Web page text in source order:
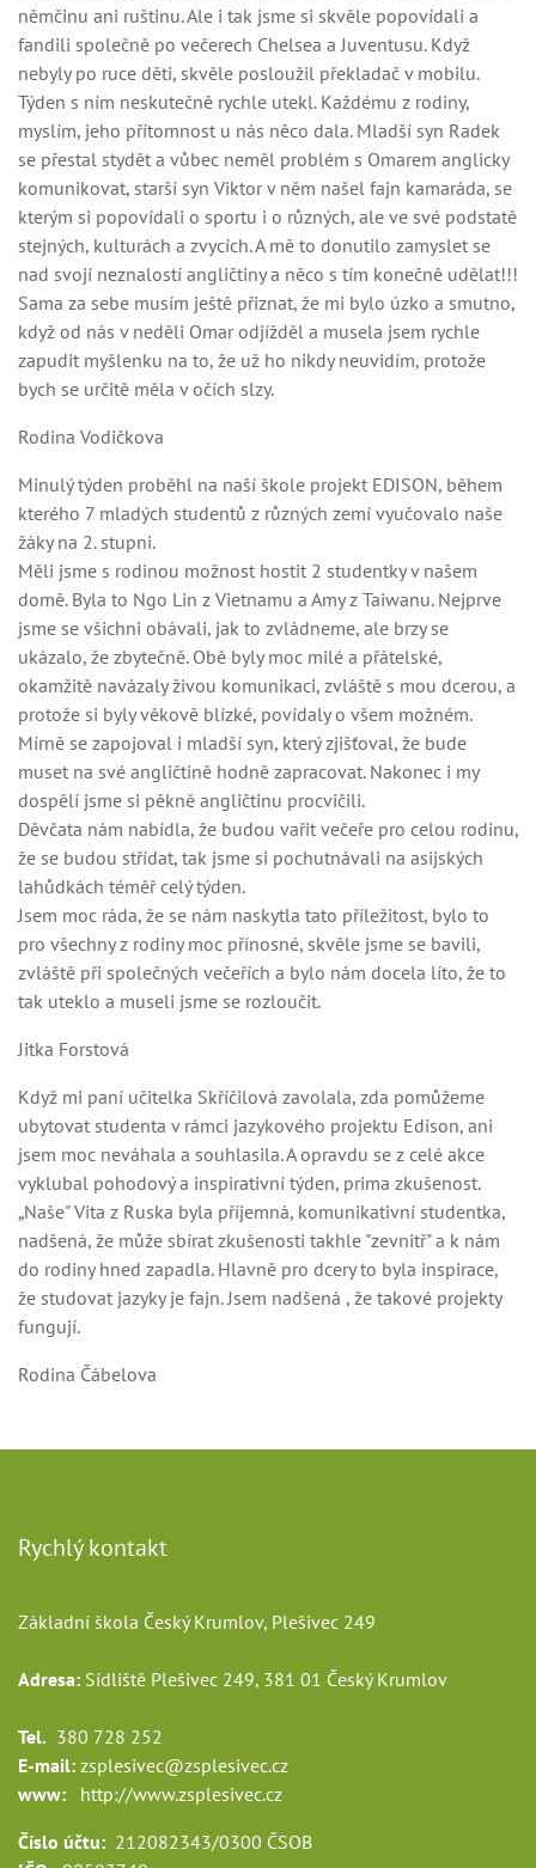
němčinu ani ruštinu. Ale i tak jsme si skvěle popovídali a
fandili společně po večerech Chelsea a Juventusu. Když
nebyly po ruce děti, skvěle posloužil překladač v mobilu.
Týden s ním neskutečně rychle utekl. Každému z rodiny,
myslím, jeho přítomnost u nás něco dala. Mladší syn Radek
se přestal stydět a vůbec neměl problém s Omarem anglicky
komunikovat, starší syn Viktor v něm našel fajn kamaráda, se
kterým si popovídali o sportu i o různých, ale ve své podstatě
stejných, kulturách a zvycích. A mě to donutilo zamyslet se
nad svojí neznalostí angličtiny a něco s tím konečně udělat!!!
Sama za sebe musím ještě přiznat, že mi bylo úzko a smutno,
když od nás v neděli Omar odjížděl a musela jsem rychle
zapudit myšlenku na to, že už ho nikdy neuvidím, protože
bych se určitě měla v očích slzy.
Rodina Vodičkova
Minulý týden proběhl na naší škole projekt EDISON, během
kterého 7 mladých studentů z různých zemí vyučovalo naše
žáky na 2. stupni.
Měli jsme s rodinou možnost hostit 2 studentky v našem
domě. Byla to Ngo Lin z Vietnamu a Amy z Taiwanu. Nejprve
jsme se všichni obávali, jak to zvládneme, ale brzy se
ukázalo, že zbytečně. Obě byly moc milé a přátelské,
okamžitě navázaly živou komunikaci, zvláště s mou dcerou, a
protože si byly věkově blízké, povídaly o všem možném.
Mírně se zapojoval i mladší syn, který zjišťoval, že bude
muset na své angličtině hodně zapracovat. Nakonec i my
dospělí jsme si pěkně angličtinu procvičili.
Děvčata nám nabídla, že budou vařit večeře pro celou rodinu,
že se budou střídat, tak jsme si pochutnávali na asijských
lahůdkách téměř celý týden.
Jsem moc ráda, že se nám naskytla tato příležitost, bylo to
pro všechny z rodiny moc přínosné, skvěle jsme se bavili,
zvláště při společných večeřích a bylo nám docela líto, že to
tak uteklo a museli jsme se rozloučit.
Jitka Forstová
Když mi paní učitelka Skříčilová zavolala, zda pomůžeme
ubytovat studenta v rámci jazykového projektu Edison, ani
jsem moc neváhala a souhlasila. A opravdu se z celé akce
vyklubal pohodový a inspirativní týden, prima zkušenost.
„Naše" Vita z Ruska byla příjemná, komunikativní studentka,
nadšená, že může sbírat zkušenosti takhle "zevnitř" a k nám
do rodiny hned zapadla. Hlavně pro dcery to byla inspirace,
že studovat jazyky je fajn. Jsem nadšená , že takové projekty
fungují.
Rodina Čábelova
Rychlý kontakt
Základní škola Český Krumlov, Plešivec 249
Adresa: Sídliště Plešivec 249, 381 01 Český Krumlov
Tel. 380 728 252
E-mail: zsplesivec@zsplesivec.cz
www: http://www.zsplesivec.cz
Číslo účtu: 212082343/0300 ČSOB